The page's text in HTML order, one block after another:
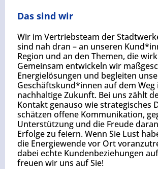
Das sind wir
Wir im Vertriebsteam der
sind nah dran – an unseren
Region und an den Themen, die
Gemeinsam entwickeln wir
Energielösungen und begleiten
Geschäftskund*innen auf dem Weg
nachhaltige Zukunft. Bei uns zählt
Kontakt genauso wie strategisches
schätzen offene Kommunikation,
Unterstützung und die Freude
Erfolge zu feiern. Wenn Sie Lust
die Energiewende vor Ort
dabei echte Kundenbeziehungen
freuen wir uns auf Sie!